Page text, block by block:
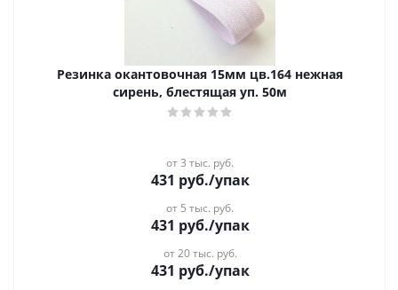
Резинка окантовочная 15мм цв.164 нежная
сирень, блестящая уп. 50м
от 3 тыс. руб.
431 руб./упак
от 5 тыс. руб.
431 руб./упак
от 20 тыс. руб.
431 руб./упак